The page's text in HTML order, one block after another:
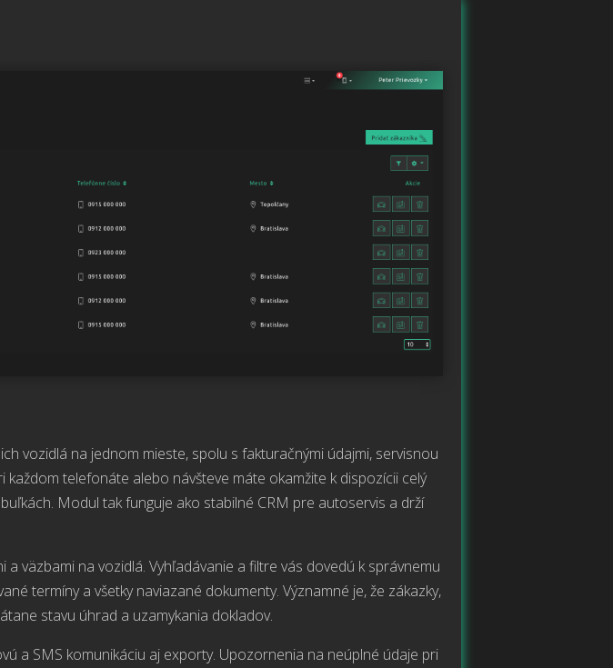
vozidlá na jednom mieste, spolu s fakturačnými údajmi, servisnou
telefonáte alebo návšteve máte okamžite k dispozícii celý
Modul tak funguje ako stabilné CRM pre autoservis a drží
väzbami na vozidlá. Vyhľadávanie a filtre vás dovedú k správnemu
termíny a všetky naviazané dokumenty. Významné je, že zákazky,
stavu úhrad a uzamykania dokladov.
a SMS komunikáciu aj exporty. Upozornenia na neúplné údaje pri